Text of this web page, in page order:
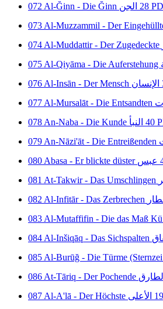
072 Al-Ğinn - Die Ğinn الجن 28
073 Al-Muzzammil - Der
074 Al-Muddattir - Der Zugedeckte
075 Al-Qiyāma - Die Auferstehung
076 Al-Insān - Der Mensch الإنسان
077 Al-Mursalāt - Die Entsandten
078 An-Naba - Die Kunde النبأ 40
079 An-Nāzi'āt - Die Entreißenden
080 Abasa - Er blickte düster عبس
081 At-Takwir - Das Umschlingen
082 Al-Infitār - Das Zerbrechen
083 Al-Mutaffifin - Die das Maß Kü
084 Al-Inšiqāq - Das Sichspalten
085 Al-Burūğ - Die Türme (Sternzei
086 At-Tāriq - Der Pochende الطارق
087 Al-A'lā - Der Höchste الأعلى 19